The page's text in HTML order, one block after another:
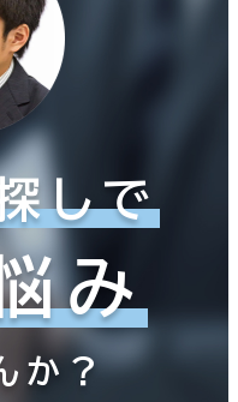
しで
み
か？